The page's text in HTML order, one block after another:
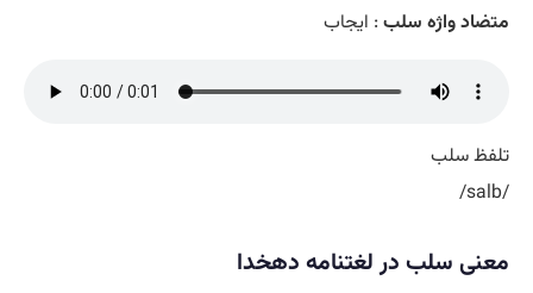
متضاد واژه سلب : ایجاب
تلفظ سلب
/salb/
معنی سلب در لغتنامه دهخدا